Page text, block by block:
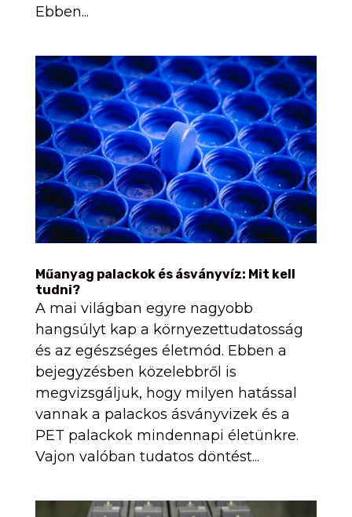
Ebben...
Műanyag palackok és ásványvíz: Mit kell
tudni?
A mai világban egyre nagyobb
hangsúlyt kap a környezettudatosság
és az egészséges életmód. Ebben a
bejegyzésben közelebbről is
megvizsgáljuk, hogy milyen hatással
vannak a palackos ásványvizek és a
PET palackok mindennapi életünkre.
Vajon valóban tudatos döntést...